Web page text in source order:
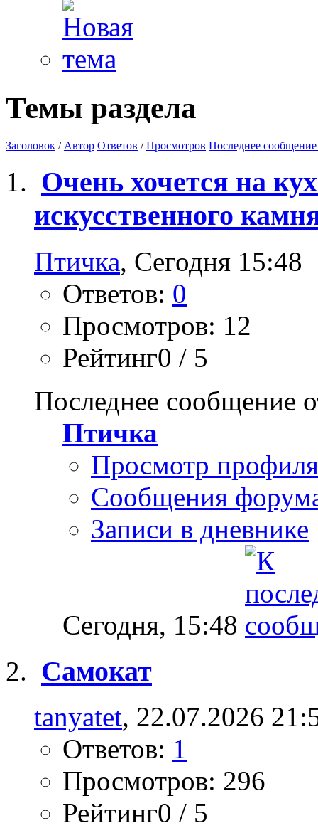
Темы раздела
Заголовок / Автор Ответов /Просмотров Последнее сообщение
Очень хочется на
искусственного
Птичка, Сегодня 15:48
Ответов: 0
Просмотров: 12
Рейтинг0 / 5
Последнее сообщение
Птичка
Просмотр профиля
Сообщения
Записи в дневнике
Сегодня, 15:48
Самокат
tanyatet, 22.07.2026
Ответов: 1
Просмотров: 296
Рейтинг0 / 5